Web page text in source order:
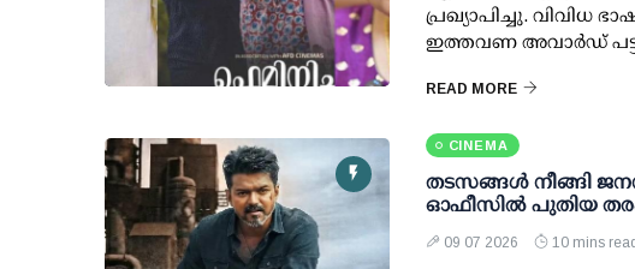
പ്രഖ്യാപിച്ചു. വിവിധ
ഇത്തവണ അവാർഡ്
READ MORE
CINEMA
തടസങ്ങള്‍ നീങ്ങി
ഓഫീസില്‍ പുതിയ
09 07 2026 10 mins read